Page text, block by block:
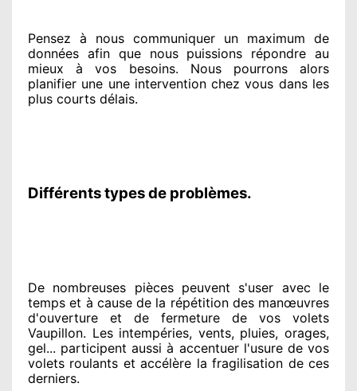
Pensez à nous communiquer un maximum de
données afin que nous puissions répondre au
mieux à vos besoins. Nous pourrons alors
planifier une une intervention chez vous dans les
plus courts délais.
Différents types de problèmes.
De nombreuses pièces peuvent s'user avec le
temps et à causede la répétition des manœuvres
d'ouverture et de fermeture de vos volets
Vaupillon. Les intempéries, vents, pluies, orages,
gel... participent aussi à accentuerl'usure de vos
volets roulants et accélère la fragilisation de ces
derniers.